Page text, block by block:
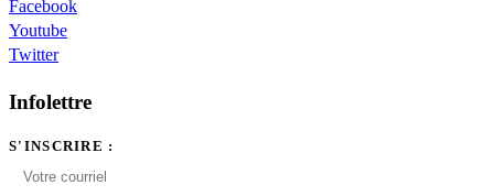
Facebook
Youtube
Twitter
Infolettre
S'INSCRIRE :